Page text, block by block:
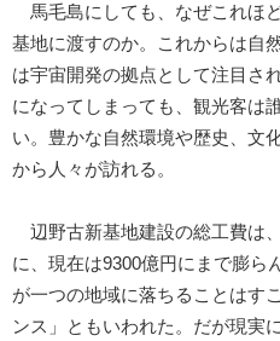
馬毛島にしても、なぜこれほ
基地に渡すのか。これからは自
は宇宙開発の拠点として注目さ
になってしまっても、観光客は
い。豊かな自然環境や歴史、文
から人々が訪れる。
辺野古新基地建設の総工費は
に、現在は9300億円にまで膨ら
が一つの地域に落ちることはす
ンス」ともいわれた。だが現実